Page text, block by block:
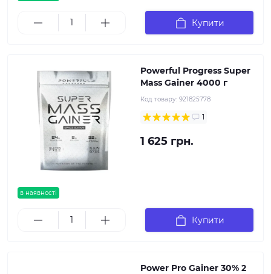
Купити
в наявності
Powerful Progress Super
Mass Gainer 4000 г
Код товару: 921825778
1
1 625 грн.
Купити
Power Pro Gainer 30% 2